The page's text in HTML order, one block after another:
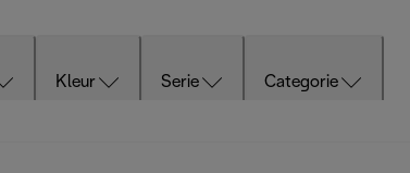
Kleur Serie Categorie